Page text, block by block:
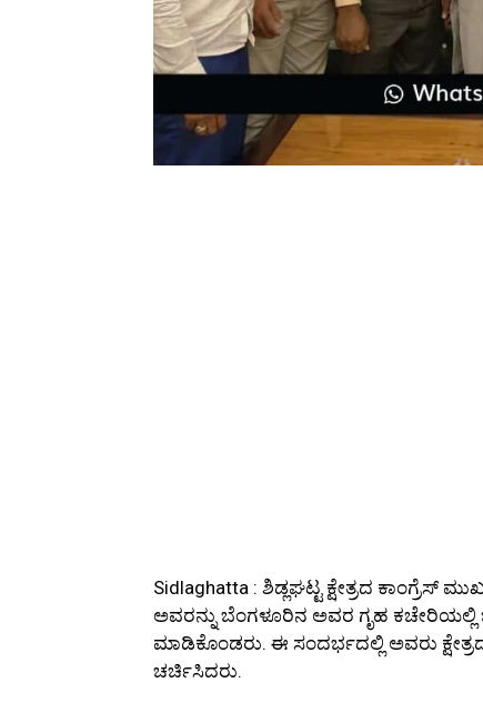
Sidlaghatta : ಶಿಡ್ಲಘಟ್ಟ ಕ್ಷೇತ್ರದ
ಅವರನ್ನು ಬೆಂಗಳೂರಿನ ಅವರ ಗೃಹ
ಮಾಡಿಕೊಂಡರು. ಈ ಸಂದರ್ಭದಲ್ಲಿ ಅವರು
ಚರ್ಚಿಸಿದರು.